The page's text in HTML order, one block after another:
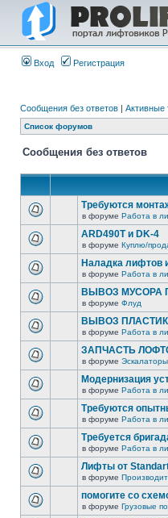
Вход Регистрация
Сообщения без ответов | Активные
Список форумов
Сообщения без ответов
Требуются
в форуме Работа в
ARD490T и DK-4
в форуме Куплю/
Наладка лифтов
в форуме Работа в
ВЫВОЗ МУСОРА
в форуме Флуд
ВЫВОЗ
в форуме Работа в
ЗАПЧАСТЬ
в форуме
Модернизация
в форуме Работа в
Требуются
в форуме Работа в
Требуется
в форуме Работа в
Лифты от
в форуме
помогите со
в форуме Грузовые